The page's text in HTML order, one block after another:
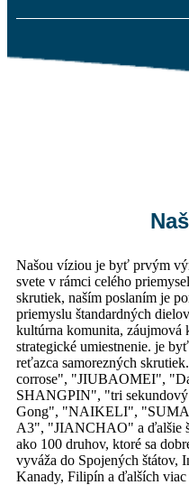
Našou víziou je byť prvým
svete v rámci celého
skrutiek, naším poslaním je
priemyslu štandardných
kultúrna komunita, záujmová
strategické umiestnenie. je
reťazca samorezných
corrose", "JIUBAOMEI",
SHANGPIN", "tri
Gong", "NAIKELI",
A3", "JIANCHAO" a ďalšie
ako 100 druhov, ktoré sa
vyváža do Spojených štátov,
Kanady, Filipín a ďalších